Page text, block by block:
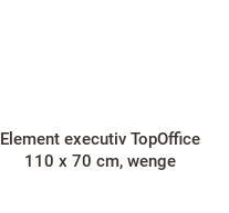
Element executiv TopOffice
110 x 70 cm, wenge